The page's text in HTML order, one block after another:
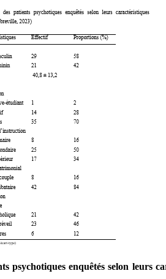
psychotiques enquêtés selon leurs